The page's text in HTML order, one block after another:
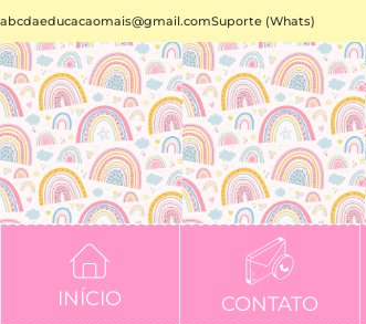
abcdaeducacaomais@gmail.comSuporte (Whats)
INÍCIO CONTATO